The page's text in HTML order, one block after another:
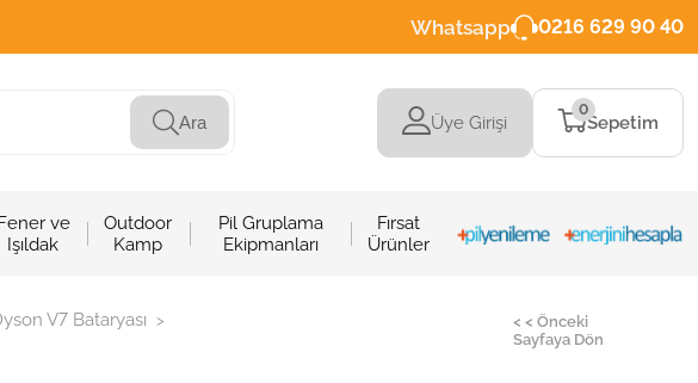
Whatsapp 0216 629 90 40
Ara Üye Girişi Sepetim
0
ve
Işıldak
Outdoor
Kamp
Pil Gruplama
Ekipmanları
Fırsat
Ürünler
V7 Bataryası >
< < Önceki
Sayfaya Dön